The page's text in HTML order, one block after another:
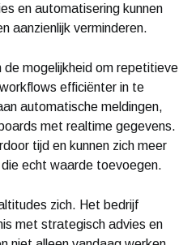
en automatisering kunnen
aanzienlijk verminderen.
de mogelijkheid om repetitieve
efficiënter in te
automatische meldingen,
met realtime gegevens.
tijd en kunnen zich meer
echt waarde toevoegen.
zich. Het bedrijf
met strategisch advies en